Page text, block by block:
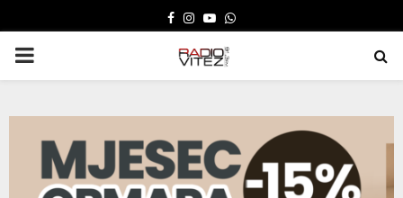
FACEBOOK
INSTAGRAM
YOUTUBE
WHATSAPP
PRIMARY